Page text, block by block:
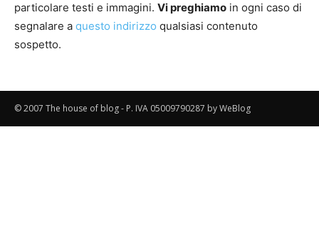
particolare testi e immagini. Vi preghiamo in ogni caso di
segnalare a questo indirizzo qualsiasi contenuto
sospetto.
© 2007 The house of blog - P. IVA 05009790287 by WeBlog